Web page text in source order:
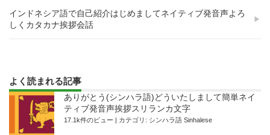
インドネシア語で自己紹介はじめましてネイティブ発音声よろ
しくカタカナ挨拶会話
よく読まれる記事
ありがとう(シンハラ語)どういたしまして簡単ネイ
ティブ発音声挨拶スリランカ文字
17.1k件のビュー カテゴリ: シンハラ語 Sinhalese